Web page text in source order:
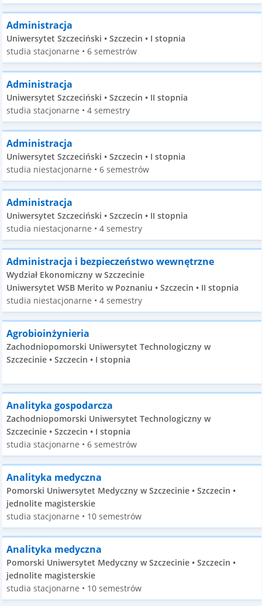
Administracja
Uniwersytet Szczeciński • Szczecin • I stopnia
studia stacjonarne • 6 semestrów
Administracja
Uniwersytet Szczeciński • Szczecin • II stopnia
studia stacjonarne • 4 semestry
Administracja
Uniwersytet Szczeciński • Szczecin • I stopnia
studia niestacjonarne • 6 semestrów
Administracja
Uniwersytet Szczeciński • Szczecin • II stopnia
studia niestacjonarne • 4 semestry
Administracja i bezpieczeństwo wewnętrzne
Wydział Ekonomiczny w Szczecinie
Uniwersytet WSB Merito w Poznaniu • Szczecin • II stopnia
studia niestacjonarne • 4 semestry
Agrobioinżynieria
Zachodniopomorski Uniwersytet Technologiczny w
Szczecinie • Szczecin • I stopnia
Analityka gospodarcza
Zachodniopomorski Uniwersytet Technologiczny w
Szczecinie • Szczecin • I stopnia
studia stacjonarne • 6 semestrów
Analityka medyczna
Pomorski Uniwersytet Medyczny w Szczecinie • Szczecin •
jednolite magisterskie
studia stacjonarne • 10 semestrów
Analityka medyczna
Pomorski Uniwersytet Medyczny w Szczecinie • Szczecin •
jednolite magisterskie
studia stacjonarne • 10 semestrów